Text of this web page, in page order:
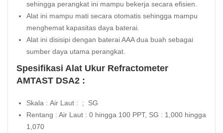
sehingga perangkat ini mampu bekerja secara efisien.
Alat ini mampu mati secara otomatis sehingga mampu
menghemat kapasitas daya baterai.
Alat ini disisipi dengan baterai AAA dua buah sebagai
sumber daya utama perangkat.
Spesifikasi Alat Ukur Refractometer
AMTAST DSA2 :
Skala : Air Laut : ; SG
Rentang : Air Laut : 0 hingga 100 PPT, SG : 1,000 hingga
1,070